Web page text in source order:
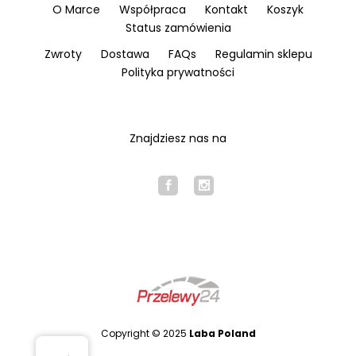
O Marce Współpraca Kontakt
Koszyk
Status zamówienia
Zwroty
Dostawa FAQs
Regulamin sklepu
Polityka prywatności
Znajdziesz nas na
Copyright © 2025 Laba Poland